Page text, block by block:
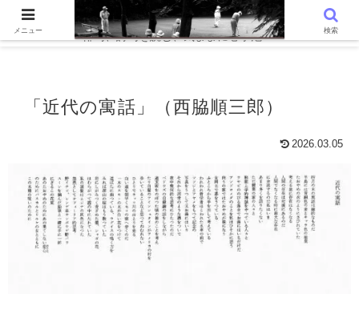
WordPressでつくる趣味の個人ブログです。〜 AIと写真を語る、写真
俳句、詩句を読む、気ままに心字池 〜
「近代の寓話」（西脇順三郎）
2026.03.05
メニュー 検索